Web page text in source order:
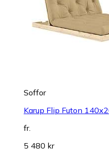
Soffor
Karup Flip Futon
fr.
5 480 kr